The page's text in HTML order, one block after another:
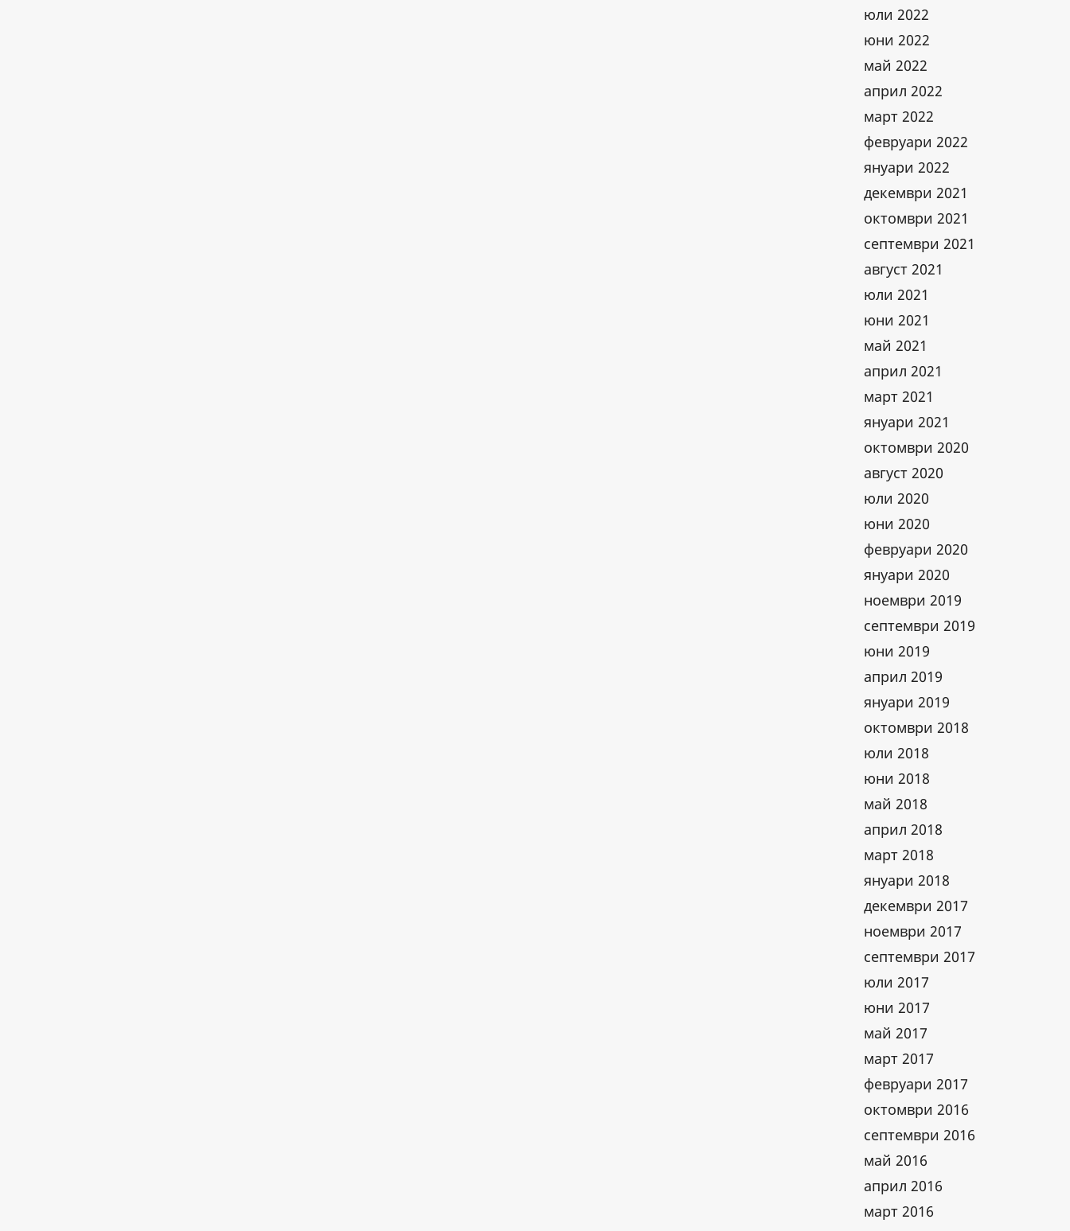
юли 2022
юни 2022
май 2022
април 2022
март 2022
февруари 2022
януари 2022
декември 2021
октомври 2021
септември 2021
август 2021
юли 2021
юни 2021
май 2021
април 2021
март 2021
януари 2021
октомври 2020
август 2020
юли 2020
юни 2020
февруари 2020
януари 2020
ноември 2019
септември 2019
юни 2019
април 2019
януари 2019
октомври 2018
юли 2018
юни 2018
май 2018
април 2018
март 2018
януари 2018
декември 2017
ноември 2017
септември 2017
юли 2017
юни 2017
май 2017
март 2017
февруари 2017
октомври 2016
септември 2016
май 2016
април 2016
март 2016